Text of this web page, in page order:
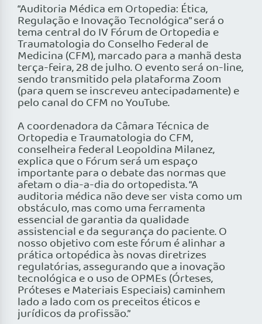
“Auditoria Médica em Ortopedia: Ética,
Regulação e Inovação Tecnológica” será o
tema central do IV Fórum de Ortopedia e
Traumatologia do Conselho Federal de
Medicina (CFM), marcado para a manhã desta
terça-feira, 28 de julho. O evento será on-line,
sendo transmitido pela plataforma Zoom
(para quem se inscreveu antecipadamente) e
pelo canal do CFM no YouTube.
A coordenadora da Câmara Técnica de
Ortopedia e Traumatologia do CFM,
conselheira federal Leopoldina Milanez,
explica que o Fórum será um espaço
importante para o debate das normas que
afetam o dia-a-dia do ortopedista. “A
auditoria médica não deve ser vista como um
obstáculo, mas como uma ferramenta
essencial de garantia da qualidade
assistencial e da segurança do paciente. O
nosso objetivo com este fórum é alinhar a
prática ortopédica às novas diretrizes
regulatórias, assegurando que a inovação
tecnológica e o uso de OPMEs (Órteses,
Próteses e Materiais Especiais) caminhem
lado a lado com os preceitos éticos e
jurídicos da profissão.”